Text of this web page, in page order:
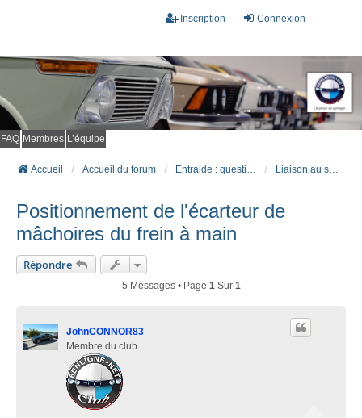
Connexion
Inscription
FAQ Membres L’équipe
Accueil Accueil du forum Entraide : questions techniques Liaison au sol - Pneumatiques - Amortisseurs - Freinage - Transmission
Positionnement de l'écarteur de
mâchoires du frein à main
Répondre
5 Messages • Page 1Sur 1
JohnCONNOR83
Membre du club